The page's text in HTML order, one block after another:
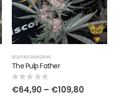
SOLFIRE GARDENS
The Pulp Father
0out of 5
€64,90 – €109,80